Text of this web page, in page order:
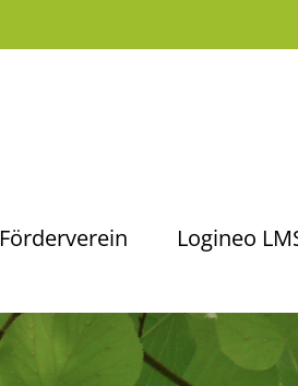
Förderverein Logineo